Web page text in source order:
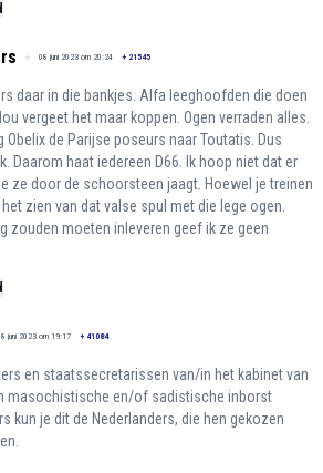
08 juni 2023 om 20:24 + 21545
daar in die bankjes. Alfa leeghoofden die doen
vergeet het maar koppen. Ogen verraden alles.
Obelix de Parijse poseurs naar Toutatis. Dus
Daarom haat iedereen D66. Ik hoop niet dat er
ze door de schoorsteen jaagt. Hoewel je treinen
zien van dat valse spul met die lege ogen.
zouden moeten inleveren geef ik ze geen
juni 2023 om 19:17 + 41084
en staatssecretarissen van/in het kabinet van
masochistische en/of sadistische inborst
kun je dit de Nederlanders, die hen gekozen